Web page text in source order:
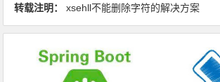
转载注明：
xsehll不能删除字符的解决方案